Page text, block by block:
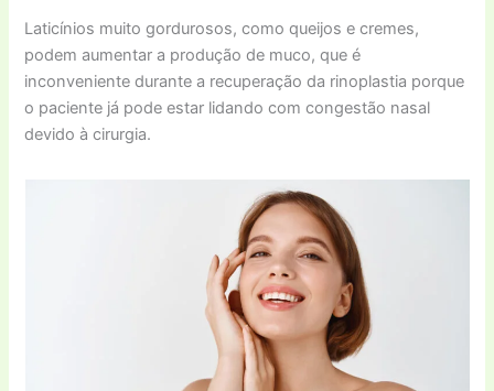
Laticínios muito gordurosos, como queijos e cremes,
podem aumentar a produção de muco, que é
inconveniente durante a recuperação da rinoplastia porque
o paciente já pode estar lidando com congestão nasal
devido à cirurgia.